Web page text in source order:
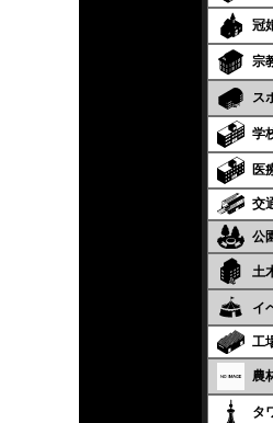
冠
宗
ス
学
医
交
公
土
イ
工
農
タ